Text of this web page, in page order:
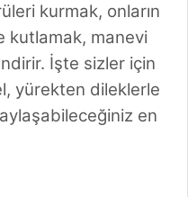
kurmak, onların
kutlamak, manevi
İşte sizler için
yürekten dileklerle
en